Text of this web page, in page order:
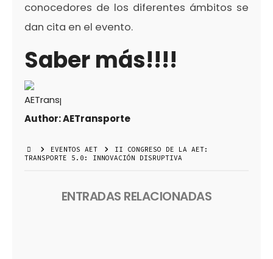
conocedores de los diferentes ámbitos se
dan cita en el evento.
Saber más!!!!
Author:AETransporte
EVENTOS AET
II CONGRESO DE LA AET:
TRANSPORTE 5.0: INNOVACIÓN DISRUPTIVA
ENTRADAS RELACIONADAS